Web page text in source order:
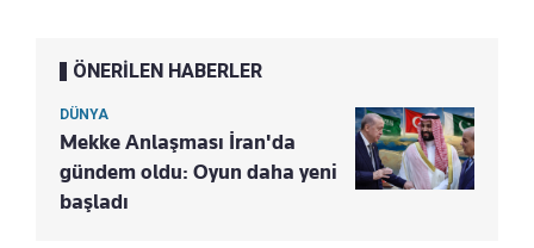
ÖNERİLEN HABERLER
DÜNYA
Mekke Anlaşması İran'da
gündem oldu: Oyun daha yeni
başladı